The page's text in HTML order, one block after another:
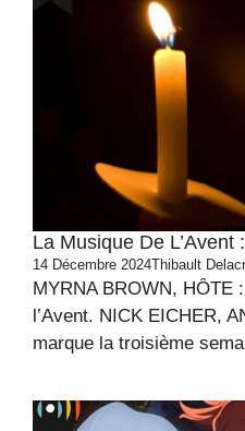
La Musique De
14 Décembre 2024Thibault
MYRNA BROWN, HÔTE
l’Avent. NICK EICHER,
marque la troisième